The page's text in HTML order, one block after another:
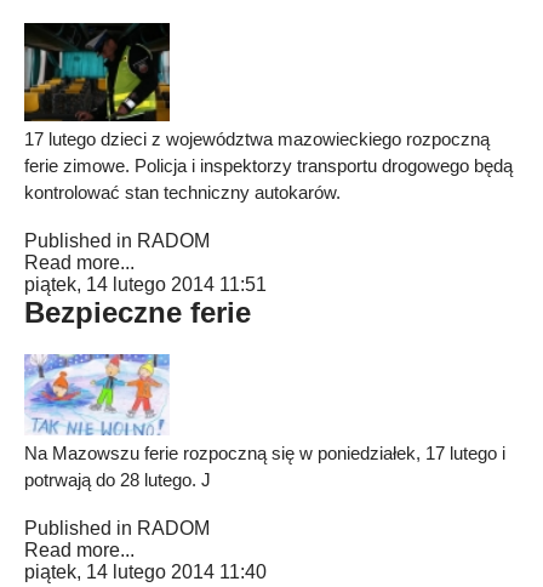
17 lutego dzieci z województwa mazowieckiego rozpoczną
ferie zimowe. Policja i inspektorzy transportu drogowego będą
kontrolować stan techniczny autokarów.
Published in RADOM
Read more...
piątek, 14 lutego 2014 11:51
Bezpieczne ferie
Na Mazowszu ferie rozpoczną się w poniedziałek, 17 lutego i
potrwają do 28 lutego. J
Published in RADOM
Read more...
piątek, 14 lutego 2014 11:40